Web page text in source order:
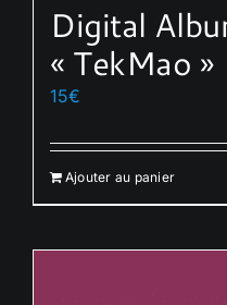
Digital
« TekMao »
15€
Ajouter au panier